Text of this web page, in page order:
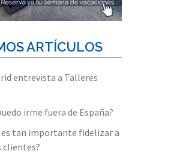
ARTÍCULOS
entrevista a Talleres
irme fuera de España?
es tan importante fidelizar a
clientes?